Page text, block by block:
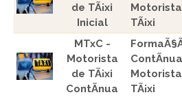
de TÃ¡xi
Inicial
TÃ¡xi
MTxC -
Motorista
de TÃ¡xi
ContÃ­nua
TÃ¡xi